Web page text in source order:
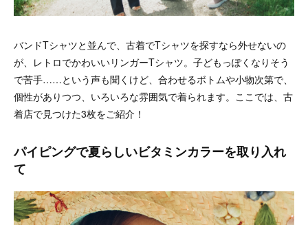
バンドTシャツと並んで、古着でTシャツを探すなら外せないの
が、レトロでかわいいリンガーTシャツ。子どもっぽくなりそう
で苦手……という声も聞くけど、合わせるボトムや小物次第で、
個性がありつつ、いろいろな雰囲気で着られます。ここでは、古
着店で見つけた3枚をご紹介！
パイピングで夏らしいビタミンカラーを取り入れ
て